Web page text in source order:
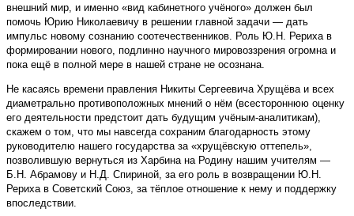
внешний мир, и именно «вид кабинетного учёного» должен был
помочь Юрию Николаевичу в решении главной задачи — дать
импульс новому сознанию соотечественников. Роль Ю.Н. Рериха в
формировании нового, подлинно научного мировоззрения огромна и
пока ещё в полной мере в нашей стране не осознана.
Не касаясь времени правления Никиты Сергеевича Хрущёва и всех
диаметрально противоположных мнений о нём (всестороннюю оценку
его деятельности предстоит дать будущим учёным-аналитикам),
скажем о том, что мы навсегда сохраним благодарность этому
руководителю нашего государства за «хрущёвскую оттепель»,
позволившую вернуться из Харбина на Родину нашим учителям —
Б.Н. Абрамову и Н.Д. Спириной, за его роль в возвращении Ю.Н.
Рериха в Советский Союз, за тёплое отношение к нему и поддержку
впоследствии.